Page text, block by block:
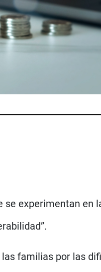
se experimentan en
familias por las